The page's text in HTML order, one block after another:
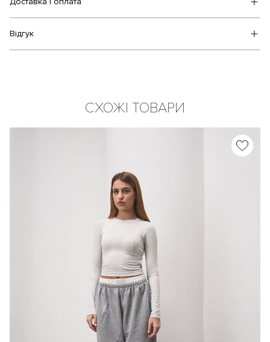
Відгук
СХОЖІ ТОВАРИ